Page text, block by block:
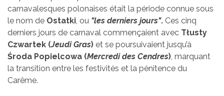
carnavalesques polonaises était la période connue sous
le nom de Ostatki , ou "les derniers jours". Ces cinq
derniers jours de carnaval commençaient avec Tłusty
Czwartek (Jeudi Gras) et se poursuivaient jusqu’à
Środa Popielcowa (Mercredi des Cendres) , marquant
la transition entre les festivités et la pénitence du
Carême.